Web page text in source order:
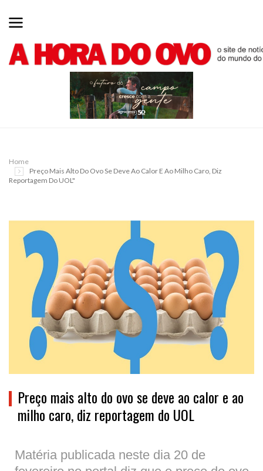
Home
Preço Mais Alto Do Ovo Se Deve Ao Calor E Ao Milho Caro, Diz
Reportagem Do UOL"
Preço mais alto do ovo se deve ao calor e ao
milho caro, diz reportagem do UOL
Matéria publicada neste dia 20 de